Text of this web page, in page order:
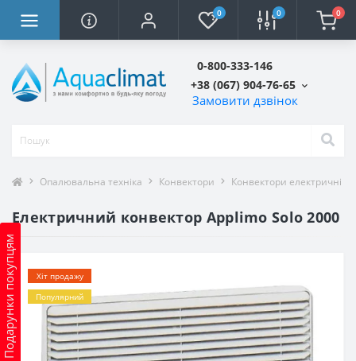
0 0 0
0-800-333-146
+38 (067) 904-76-65
Замовити дзвінок
Подарунки покупцям
Опалювальна техніка Конвектори Конвектори електричні
Електричний конвектор Applimo Solo 2000
Хіт продажу
Популярний